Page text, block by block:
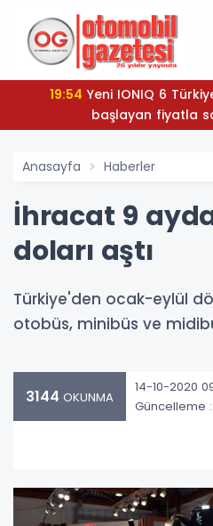
19:54
başlayan fiyatla
Anasayfa Haberler
İhracat 9
doları aştı
Türkiye'den ocak-eylül
otobüs, minibüs ve
3144 OKUNMA
14-10-2020
Güncelleme